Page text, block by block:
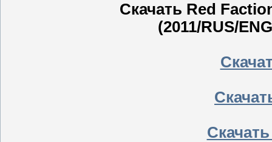
Скачать Red
(2011/RUS/